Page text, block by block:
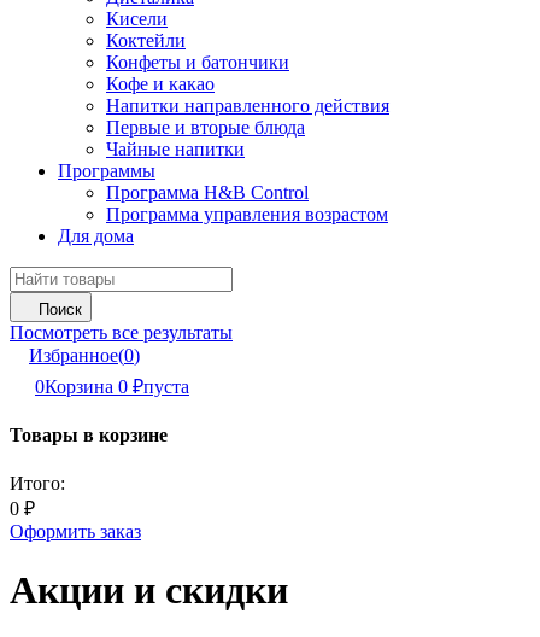
Кисели
Коктейли
Конфеты и батончики
Кофе и какао
Напитки направленного действия
Первые и вторые блюда
Чайные напитки
Программы
Программа H&B Control
Программа управления возрастом
Для дома
Поиск
Посмотреть все результаты
Избранное(0)
0Корзина 0 ₽пуста
Товары в корзине
Итого:
0 ₽
Оформить заказ
Акции и скидки